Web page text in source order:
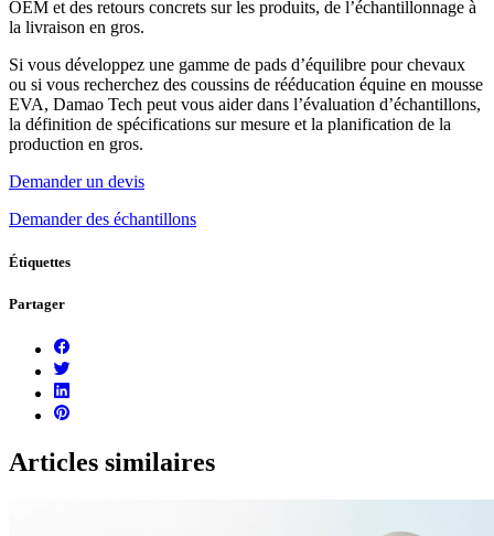
OEM et des retours concrets sur les produits, de l’échantillonnage à
la livraison en gros.
Si vous développez une gamme de pads d’équilibre pour chevaux
ou si vous recherchez des coussins de rééducation équine en mousse
EVA, Damao Tech peut vous aider dans l’évaluation d’échantillons,
la définition de spécifications sur mesure et la planification de la
production en gros.
Demander un devis
Demander des échantillons
Étiquettes
Partager
Articles similaires